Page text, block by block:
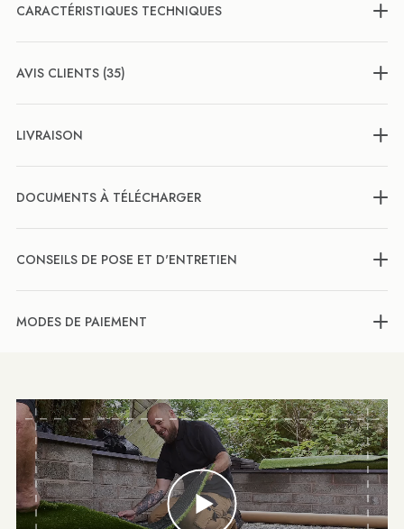
CARACTÉRISTIQUES TECHNIQUES
AVIS CLIENTS (35)
LIVRAISON
DOCUMENTS À TÉLÉCHARGER
CONSEILS DE POSE ET D'ENTRETIEN
MODES DE PAIEMENT